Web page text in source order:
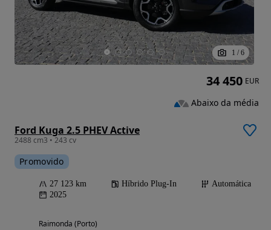
1 / 6
Ford Kuga 2.5 PHEV Active
2488 cm3 • 243 cv
Promovido
27 123 km Híbrido Plug-In
Automática
2025
Raimonda (Porto)
34 450 EUR
Abaixo da média